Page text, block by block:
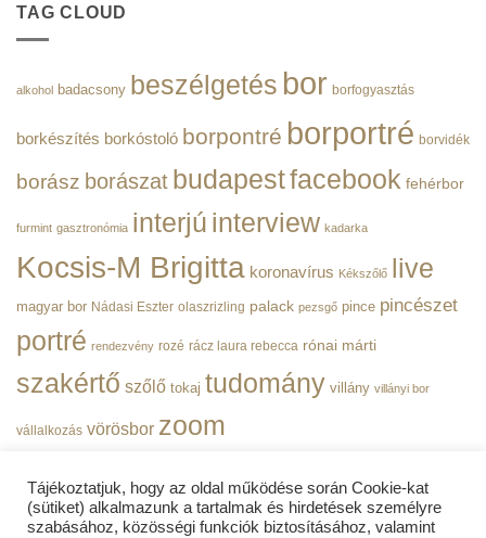
Zrt.
Szellemi
BorPortré
TAG CLOUD
alkohol badacsony beszélgetés bor borfogyasztás
borkészítés borkóstoló borpontré borportré borvidék
borász borászat budapestfacebook fehérbor
furmint gasztronómia interjú interview kadarka
Kocsis-M Brigitta koronavírus Kékszőlő live
magyar bor Nádasi Eszter olaszrizling palack pezsgő pince pincészet
portré rendezvény rozé rácz laura rebecca rónai márti
szakértő szőlő tokaj tudomány villány villányi bor
vállalkozás vörösbor zoom
Tájékoztatjuk, hogy az oldal működése során Cookie-kat
(sütiket) alkalmazunk a tartalmak és hirdetések személyre
szabásához, közösségi funkciók biztosításához, valamint